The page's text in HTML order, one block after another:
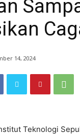
14, 2024
Teknologi